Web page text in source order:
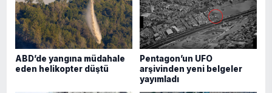
ABD’de yangına müdahale
eden helikopter düştü
Pentagon’un UFO
arşivinden yeni belgeler
yayımladı